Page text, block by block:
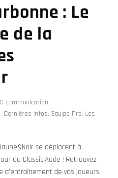
: Le
de la
communication
, Dernières infos, Equipe Pro, Les
se déplacent à
du Classic'Aude ! Retrouvez
d'entraînement de vos joueurs.